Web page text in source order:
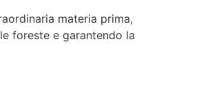
materia prima,
foreste e garantendo la